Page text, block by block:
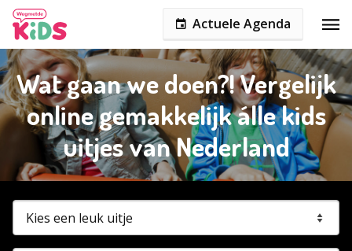
Actuele Agenda
Wat gaan we doen?! Vergelijk
online gemakkelijk álle kids
uitjes van Nederland